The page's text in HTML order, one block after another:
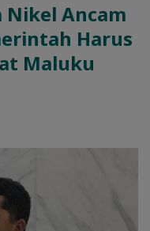
Nikel Ancam
Harus
Maluku